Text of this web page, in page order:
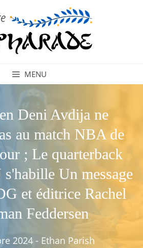
MENU
Deni Avdija ne
au match NBA de
; Le quarterback
Un message
et éditrice Rachel
Feddersen
2024 - Ethan Parish